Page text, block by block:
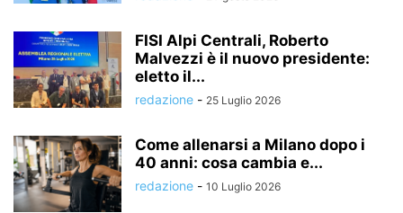
FISI Alpi Centrali, Roberto
Malvezzi è il nuovo presidente:
eletto il...
redazione - 25 Luglio 2026
Come allenarsi a Milano dopo i
40 anni: cosa cambia e...
redazione - 10 Luglio 2026